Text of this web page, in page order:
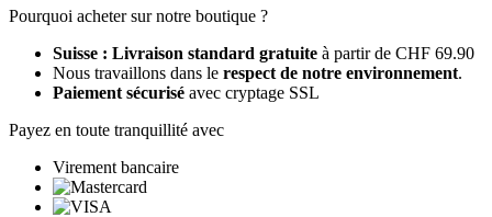
Pourquoi acheter sur notre boutique ?
Suisse : Livraison standard gratuite à partir de CHF 69.90
Nous travaillons dans le respect de notre environnement.
Paiement sécurisé avec cryptage SSL
Payez en toute tranquillité avec
Virement bancaire